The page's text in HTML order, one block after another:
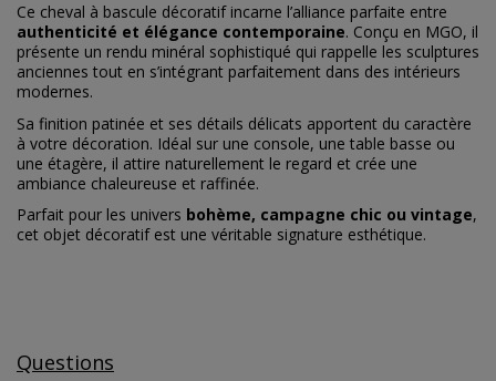
Ce cheval à bascule décoratif incarne l’alliance parfaite entre
authenticité et élégance contemporaine. Conçu en MGO, il
présente un rendu minéral sophistiqué qui rappelle les sculptures
anciennes tout en s’intégrant parfaitement dans des intérieurs
modernes.
Sa finition patinée et ses détails délicats apportent du caractère
à votre décoration. Idéal sur une console, une table basse ou
une étagère, il attire naturellement le regard et crée une
ambiance chaleureuse et raffinée.
Parfait pour les univers bohème, campagne chic ou vintage,
cet objet décoratif est une véritable signature esthétique.
Questions